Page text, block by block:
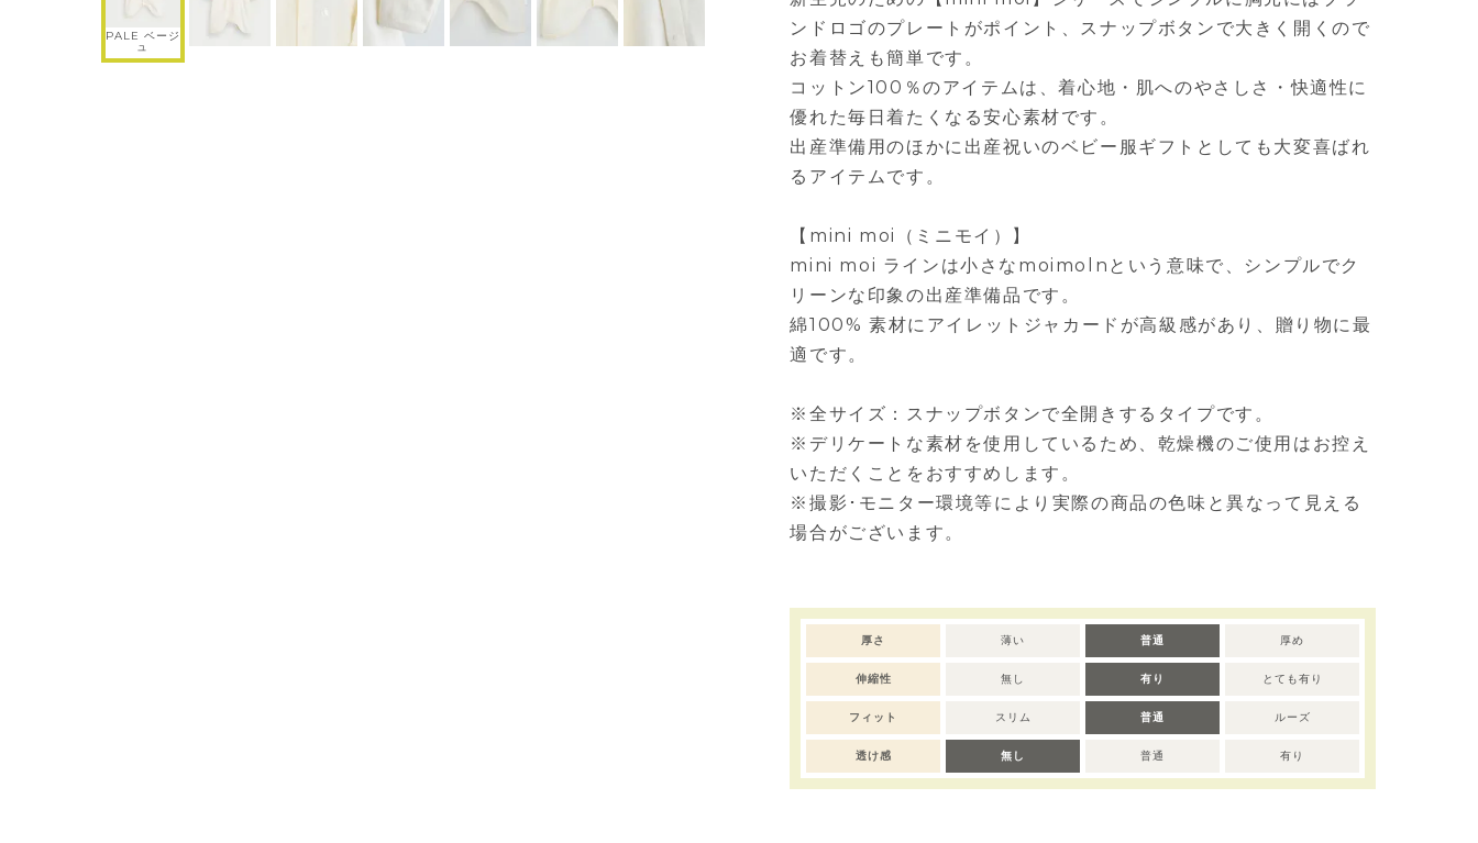
PALE ベージ
ュ
ンドロゴのプレートがポイント、スナップボタンで大きく開くので
お着替えも簡単です。
コットン100％のアイテムは、着心地・肌へのやさしさ・快適性に
優れた毎日着たくなる安心素材です。
出産準備用のほかに出産祝いのベビー服ギフトとしても大変喜ばれ
るアイテムです。
【mini moi（ミニモイ）】
mini moi ラインは小さなmoimolnという意味で、シンプルでク
リーンな印象の出産準備品です。
綿100% 素材にアイレットジャカードが高級感があり、贈り物に最
適です。
※全サイズ：スナップボタンで全開きするタイプです。
※デリケートな素材を使用しているため、乾燥機のご使用はお控え
いただくことをおすすめします。
※撮影･モニター環境等により実際の商品の色味と異なって見える
場合がございます。
厚さ 薄い 普通 厚め
伸縮性 無し 有り とても有り
フィット スリム 普通 ルーズ
透け感 無し 普通 有り